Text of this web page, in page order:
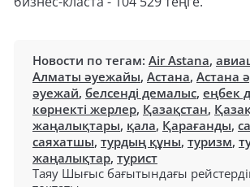
Новости по тегам: Air Astana,
Алматы әуежайы, Астана, Астана
әуежай, белсенді демалыс, еңбек
көрнекті жерлер, Қазақстан,
жаңалықтары, қала, Қарағанды,
саяхатшы, турдың құны, туризм,
жаңалықтар, турист
Таяу Шығыс бағытындағы